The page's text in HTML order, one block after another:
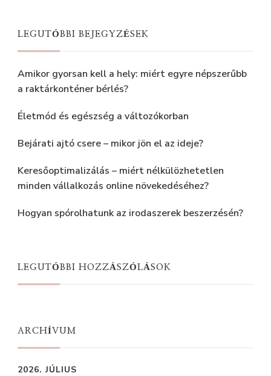
LEGUTÓBBI BEJEGYZÉSEK
Amikor gyorsan kell a hely: miért egyre népszerűbb
a raktárkonténer bérlés?
Életmód és egészség a változókorban
Bejárati ajtó csere – mikor jön el az ideje?
Keresőoptimalizálás – miért nélkülözhetetlen
minden vállalkozás online növekedéséhez?
Hogyan spórolhatunk az irodaszerek beszerzésén?
LEGUTÓBBI HOZZÁSZÓLÁSOK
ARCHÍVUM
2026. JÚLIUS